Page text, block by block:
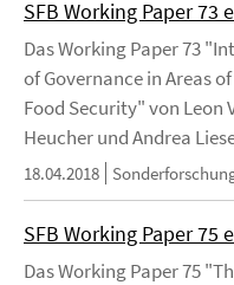
SFB Working Paper 73
Das Working Paper 73
of Governance in Areas
Food Security" von Leon
Heucher und Andrea
18.04.2018
SFB Working Paper 75
Das Working Paper 75